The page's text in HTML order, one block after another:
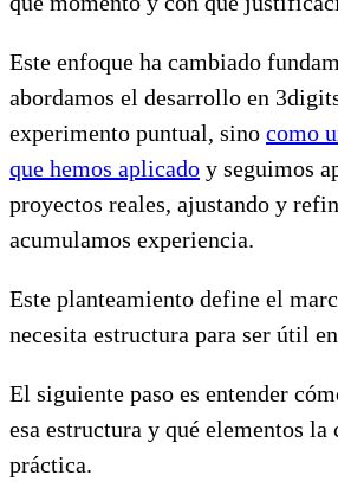
Este enfoque ha cambiado
abordamos el desarrollo en
experimento puntual, sino como
que hemos aplicado y seguimos
proyectos reales, ajustando y
acumulamos experiencia.
Este planteamiento define el
necesita estructura para ser útil
El siguiente paso es entender
esa estructura y qué elementos la
práctica.